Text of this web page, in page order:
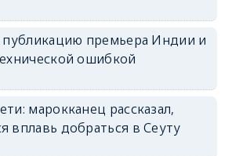
публикацию премьера Индии и
ошибкой
марокканец рассказал,
вплавь добраться в Сеуту